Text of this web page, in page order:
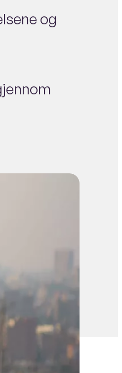
og